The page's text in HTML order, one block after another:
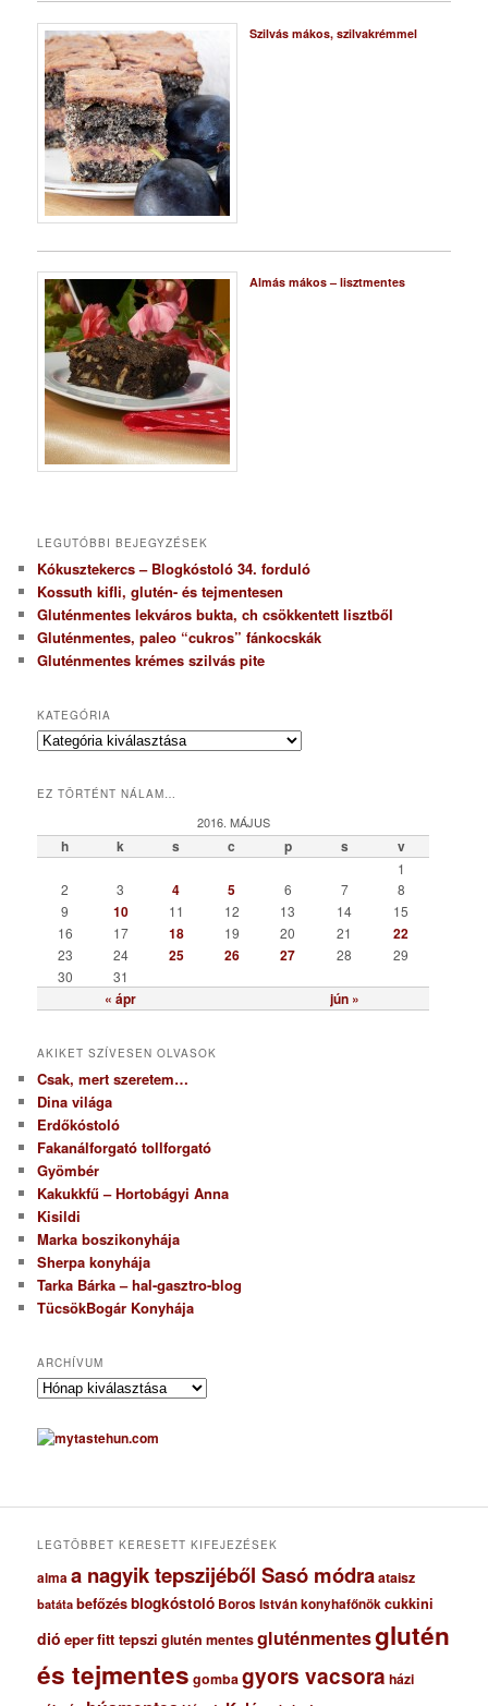
Szilvás mákos, szilvakrémmel
Almás mákos – lisztmentes
LEGUTÓBBI BEJEGYZÉSEK
Kókusztekercs – Blogkóstoló 34. forduló
Kossuth kifli, glutén- és tejmentesen
Gluténmentes lekváros bukta, ch csökkentett lisztből
Gluténmentes, paleo “cukros” fánkocskák
Gluténmentes krémes szilvás pite
KATEGÓRIA
K
e
r
EZ TÖRTÉNT NÁLAM…
2016. MÁJUS
h k s c p s v
« ápr jún »
1
2
3 4 5 6 7
8
9
10 11 12 13 14
15
16
17 18 19 20 21 22
23 24 25 26 27 28
29
30
31
AKIKET SZÍVESEN OLVASOK
Csak, mert szeretem…
Dina világa
Erdőkóstoló
Fakanálforgató tollforgató
Gyömbér
Kakukkfű – Hortobágyi Anna
Kisildi
Marka boszikonyhája
Sherpa konyhája
Tarka Bárka – hal-gasztro-blog
TücsökBogár Konyhája
ARCHÍVUM
A
c
h
u
LEGTÖBBET KERESETT KIFEJEZÉSEK
almaa nagyik tepszijéből Sasó módraataisz
batáta befőzésblogkóstoló Boros István konyhafőnökcukkini
dió eperfitt tepszi glutén mentesgluténmentesglutén
és tejmentes gombagyors vacsora házi